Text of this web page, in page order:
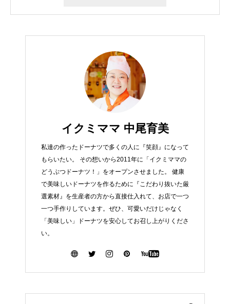
イクミママ 中尾育美
私達の作ったドーナツで多くの人に『笑顔』になって
もらいたい。 その想いから2011年に「イクミママの
どうぶつドーナツ！」をオープンさせました。 健康
で美味しいドーナツを作るために『こだわり抜いた厳
選素材』を生産者の方から直接仕入れて、お店で一つ
一つ手作りしています。ぜひ、可愛いだけじゃなく
「美味しい」ドーナツを安心してお召し上がりくださ
い。